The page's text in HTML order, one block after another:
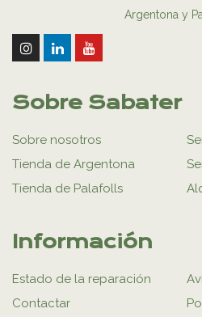
Argentona y
Sobre Sabater
Sobre nosotros
Tienda de Argentona
Tienda de Palafolls
Información
Estado de la reparación
Contactar